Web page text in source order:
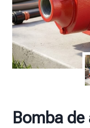
Bomba de